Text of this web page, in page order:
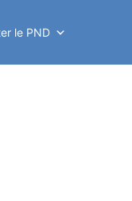
le PND